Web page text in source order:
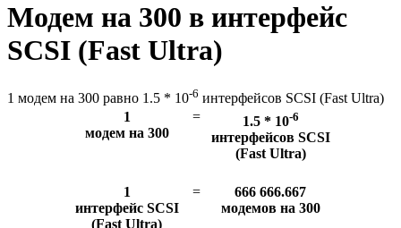
Модем на 300 в интерфейс
SCSI (Fast Ultra)
1 модем на 300 равно 1.5 * 10-6 интерфейсов SCSI (Fast Ultra)
1
модем на 300
= 1.5 * 10-6
интерфейсов SCSI
(Fast Ultra)
1
интерфейс SCSI
(Fast Ultra)
=
666 666.667
модемов на 300